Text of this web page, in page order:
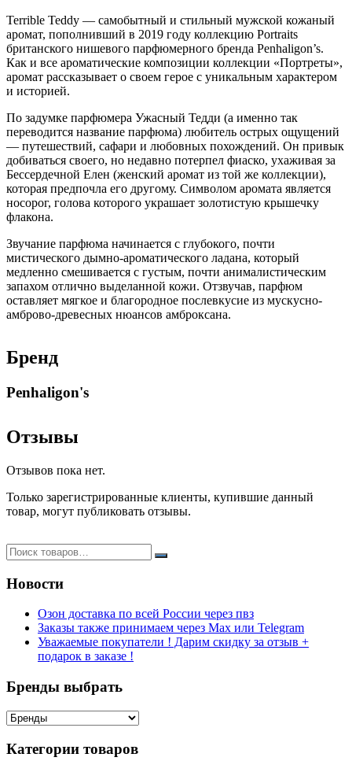
Terrible Teddy — самобытный и стильный мужской кожаный
аромат, пополнивший в 2019 году коллекцию Portraits
британского нишевого парфюмерного бренда Penhaligon’s.
Как и все ароматические композиции коллекции «Портреты»,
аромат рассказывает о своем герое с уникальным характером
и историей.
По задумке парфюмера Ужасный Тедди (а именно так
переводится название парфюма) любитель острых ощущений
— путешествий, сафари и любовных похождений. Он привык
добиваться своего, но недавно потерпел фиаско, ухаживая за
Бессердечной Елен (женский аромат из той же коллекции),
которая предпочла его другому. Символом аромата является
носорог, голова которого украшает золотистую крышечку
флакона.
Звучание парфюма начинается с глубокого, почти
мистического дымно-ароматического ладана, который
медленно смешивается с густым, почти анималистическим
запахом отлично выделанной кожи. Отзвучав, парфюм
оставляет мягкое и благородное послевкусие из мускусно-
амброво-древесных нюансов амброксана.
Бренд
Penhaligon's
Отзывы
Отзывов пока нет.
Только зарегистрированные клиенты, купившие данный
товар, могут публиковать отзывы.
Новости
Озон доставка по всей России через пвз
Заказы также принимаем через Max или Telegram
Уважаемые покупатели ! Дарим скидку за отзыв +
подарок в заказе !
Бренды выбрать
Категории товаров